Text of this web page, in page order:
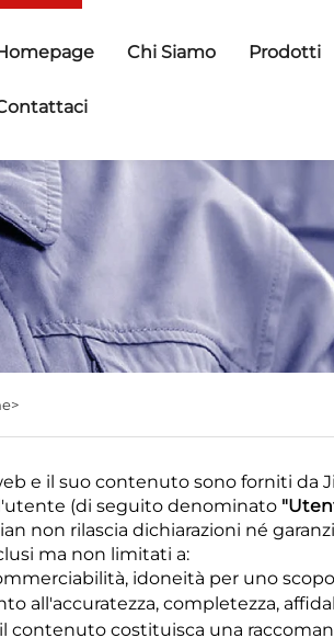
Chi Siamo Prodotti
e il suo contenuto sono forniti da
(di seguito denominato
non rilascia dichiarazioni né
ma non limitati a:
idoneità per uno
all'accuratezza, completezza,
contenuto costituisca una